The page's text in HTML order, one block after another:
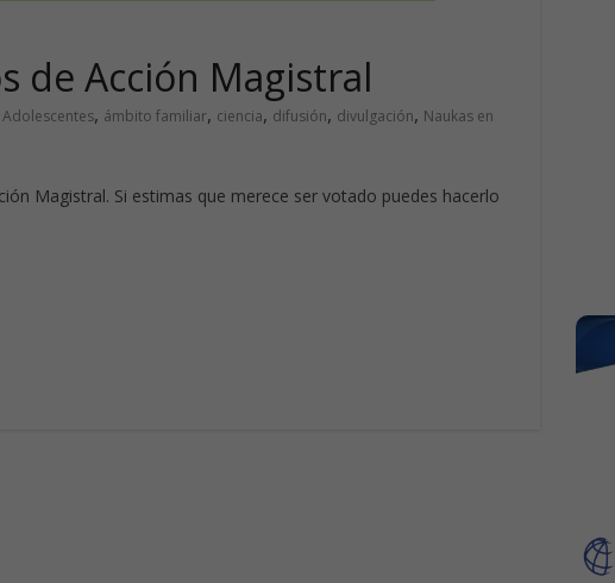
de Acción Magistral
Adolescentes, ámbito familiar, ciencia, difusión, divulgación, Naukas en
Magistral. Si estimas que merece ser votado puedes hacerlo